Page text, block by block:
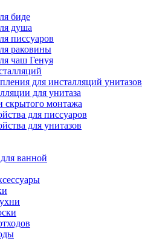
биде
душа
писсуаров
раковины
чаш Генуя
для инсталляций унитазов
для унитаза
монтажа
для писсуаров
для унитазов
ванной